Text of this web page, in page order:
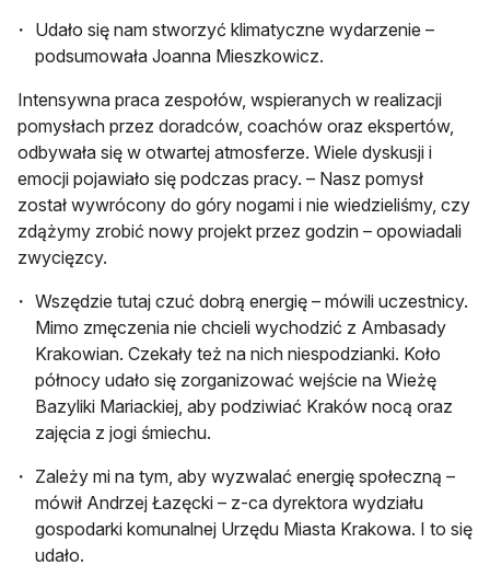
Udało się nam stworzyć klimatyczne wydarzenie –
podsumowała Joanna Mieszkowicz.
Intensywna praca zespołów, wspieranych w realizacji
pomysłach przez doradców, coachów oraz ekspertów,
odbywała się w otwartej atmosferze. Wiele dyskusji i
emocji pojawiało się podczas pracy. – Nasz pomysł
został wywrócony do góry nogami i nie wiedzieliśmy, czy
zdążymy zrobić nowy projekt przez godzin – opowiadali
zwycięzcy.
Wszędzie tutaj czuć dobrą energię – mówili uczestnicy.
Mimo zmęczenia nie chcieli wychodzić z Ambasady
Krakowian. Czekały też na nich niespodzianki. Koło
północy udało się zorganizować wejście na Wieżę
Bazyliki Mariackiej, aby podziwiać Kraków nocą oraz
zajęcia z jogi śmiechu.
Zależy mi na tym, aby wyzwalać energię społeczną –
mówił Andrzej Łazęcki – z-ca dyrektora wydziału
gospodarki komunalnej Urzędu Miasta Krakowa. I to się
udało.